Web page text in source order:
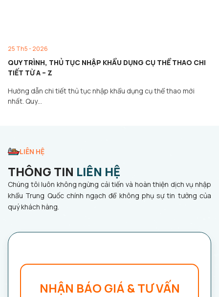
25 Th5 - 2026
QUY TRÌNH, THỦ TỤC NHẬP KHẨU DỤNG CỤ THỂ THAO CHI
TIẾT TỪ A – Z
Hướng dẫn chi tiết thủ tục nhập khẩu dụng cụ thể thao mới
nhất. Quy…
LIÊN HỆ
THÔNG TIN LIÊN HỆ
Chúng tôi luôn không ngừng cải tiến và hoàn thiện dịch vụ nhập
khẩu Trung Quốc chính ngạch để không phụ sự tin tưởng của
quý khách hàng.
NHẬN BÁO GIÁ & TƯ VẤN